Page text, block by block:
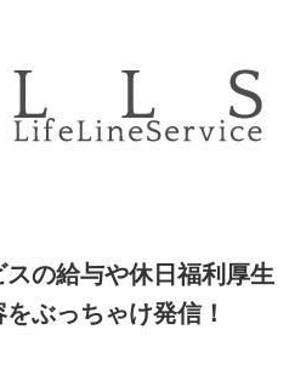
の給与や休日福利厚生
ぶっちゃけ発信！